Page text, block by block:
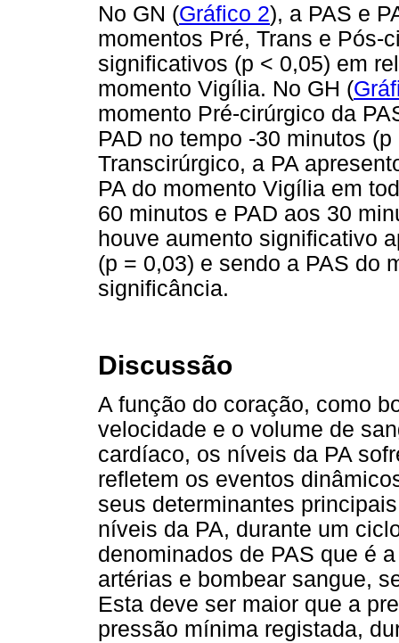
No GN (Gráfico 2), a PAS e
momentos Pré, Trans e Pós-
significativos (p < 0,05) em
momento Vigília. No GH (
momento Pré-cirúrgico da
PAD no tempo -30 minutos
Transcirúrgico, a PA
PA do momento Vigília em
60 minutos e PAD aos 30
houve aumento significativo
(p = 0,03) e sendo a PAS do
significância.
Discussão
A função do coração, como
velocidade e o volume de
cardíaco, os níveis da PA
refletem os eventos
seus determinantes
níveis da PA, durante um
denominados de PAS que é
artérias e bombear sangue,
Esta deve ser maior que a
pressão mínima registada,